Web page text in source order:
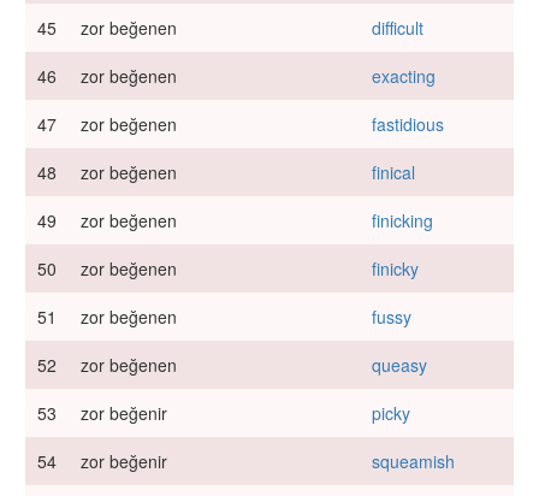
45
zor beğenen
difficult
46
zor beğenen
exacting
47
zor beğenen
fastidious
48
zor beğenen
finical
49
zor beğenen
finicking
50
zor beğenen
finicky
51
zor beğenen
fussy
52
zor beğenen
queasy
53
zor beğenir
picky
54
zor beğenir
squeamish